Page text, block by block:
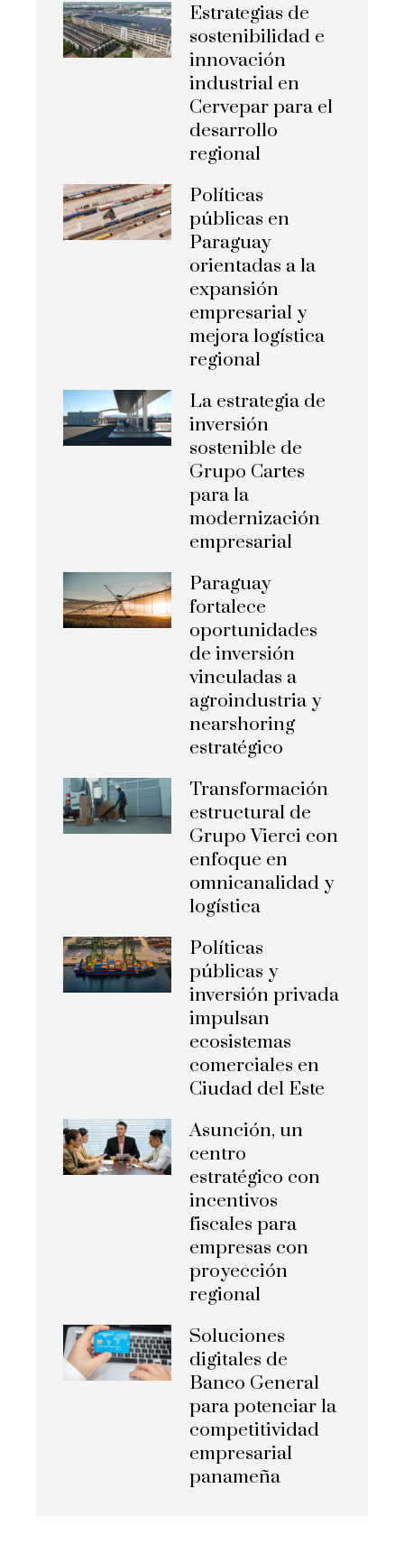
Estrategias de
sostenibilidad e
innovación
industrial en
Cervepar para el
desarrollo
regional
Políticas
públicas en
Paraguay
orientadas a la
expansión
empresarial y
mejora logística
regional
La estrategia de
inversión
sostenible de
Grupo Cartes
para la
modernización
empresarial
Paraguay
fortalece
oportunidades
de inversión
vinculadas a
agroindustria y
nearshoring
estratégico
Transformación
estructural de
Grupo Vierci con
enfoque en
omnicanalidad y
logística
Políticas
públicas y
inversión privada
impulsan
ecosistemas
comerciales en
Ciudad del Este
Asunción, un
centro
estratégico con
incentivos
fiscales para
empresas con
proyección
regional
Soluciones
digitales de
Banco General
para potenciar la
competitividad
empresarial
panameña